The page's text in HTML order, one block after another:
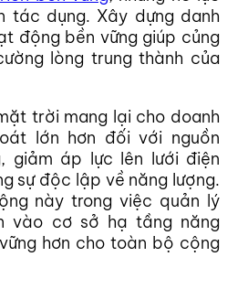
tác dụng. Xây dựng danh
động bền vững giúp củng
lòng trung thành của
trời mang lại cho doanh
lớn hơn đối với nguồn
giảm áp lực lên lưới điện
sự độc lập về năng lượng.
này trong việc quản lý
vào cơ sở hạ tầng năng
hơn cho toàn bộ cộng